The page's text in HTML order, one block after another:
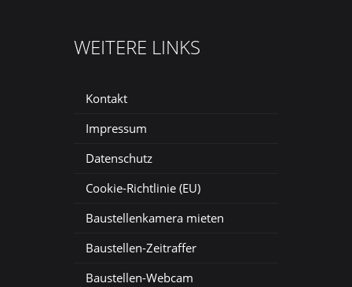
WEITERE LINKS
Kontakt
Impressum
Datenschutz
Cookie-Richtlinie (EU)
Baustellenkamera mieten
Baustellen-Zeitraffer
Baustellen-Webcam